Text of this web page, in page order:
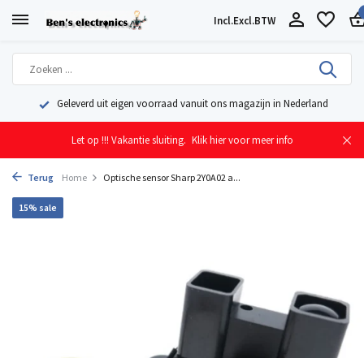
Incl.Excl.BTW
Geleverd uit eigen voorraad vanuit ons magazijn in Nederland
Let op !!! Vakantie sluiting. Klik hier voor meer info
Terug Home Optische sensor Sharp 2Y0A02 a...
15% sale